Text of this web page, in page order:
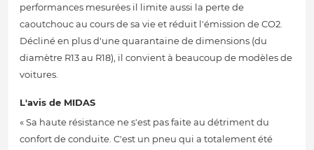
performances mesurées il limite aussi la perte de
caoutchouc au cours de sa vie et réduit l'émission de CO2.
Décliné en plus d'une quarantaine de dimensions (du
diamètre R13 au R18), il convient à beaucoup de modèles de
voitures.
L'avis de MIDAS
« Sa haute résistance ne s'est pas faite au détriment du
confort de conduite. C'est un pneu qui a totalement été